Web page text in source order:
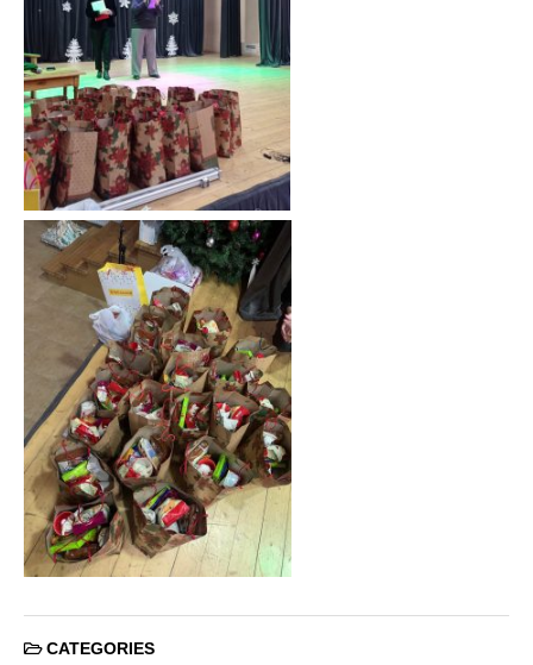
CATEGORIES